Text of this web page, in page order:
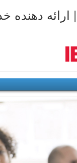
دهنده
طراحی
طراحی سایت آزمون
طراحی به صورت